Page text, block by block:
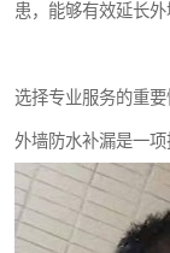
患，能够有效延长
选择专业服务的重要
外墙防水补漏是一项